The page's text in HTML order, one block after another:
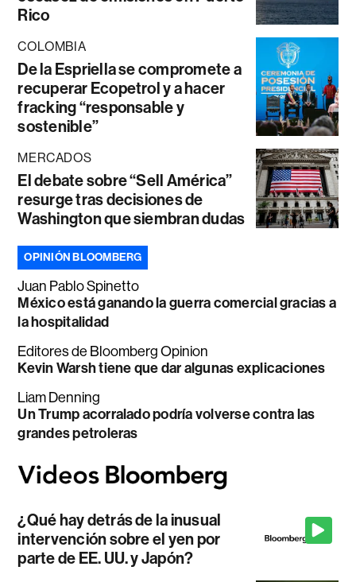
Rico
COLOMBIA
De la Espriella se compromete a
recuperar Ecopetrol y a hacer
fracking “responsable y
sostenible”
MERCADOS
El debate sobre “Sell América”
resurge tras decisiones de
Washington que siembran dudas
OPINIÓN BLOOMBERG
Juan Pablo Spinetto
México está ganando la guerra comercial gracias a
la hospitalidad
Editores de Bloomberg Opinion
Kevin Warsh tiene que dar algunas explicaciones
Liam Denning
Un Trump acorralado podría volverse contra las
grandes petroleras
¿Qué hay detrás de la inusual
intervención sobre el yen por
parte de EE. UU. y Japón?